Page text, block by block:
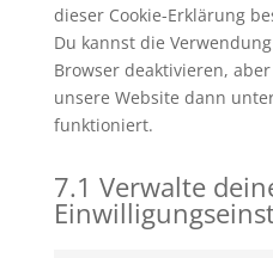
dieser Cookie-Erklärung
Du kannst die
Browser deaktivieren,
unsere Website dann
funktioniert.
7.1 Verwalte